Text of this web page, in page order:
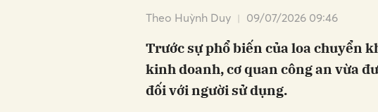
Theo Huỳnh Duy 09/07/2026 09:46
Trước sự phổ biến của loa chuyển
kinh doanh, cơ quan công an vừa
đối với người sử dụng.